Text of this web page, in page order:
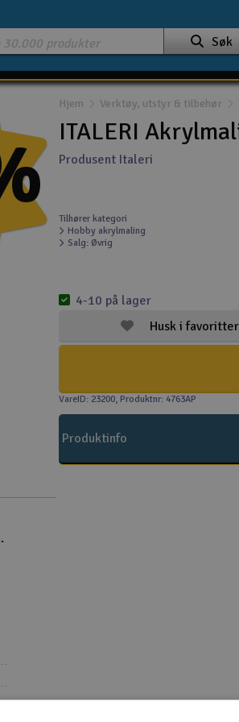
Søk
Hjem Verktøy, utstyr & tilbehør
ITALERI
Produsent Italeri
Tilhører kategori
Hobby akrylmaling
Salg: Øvrig
Husk i favoritter
4-10 på lager
VareID: 23200, Produktnr: 4763AP
Produktinfo